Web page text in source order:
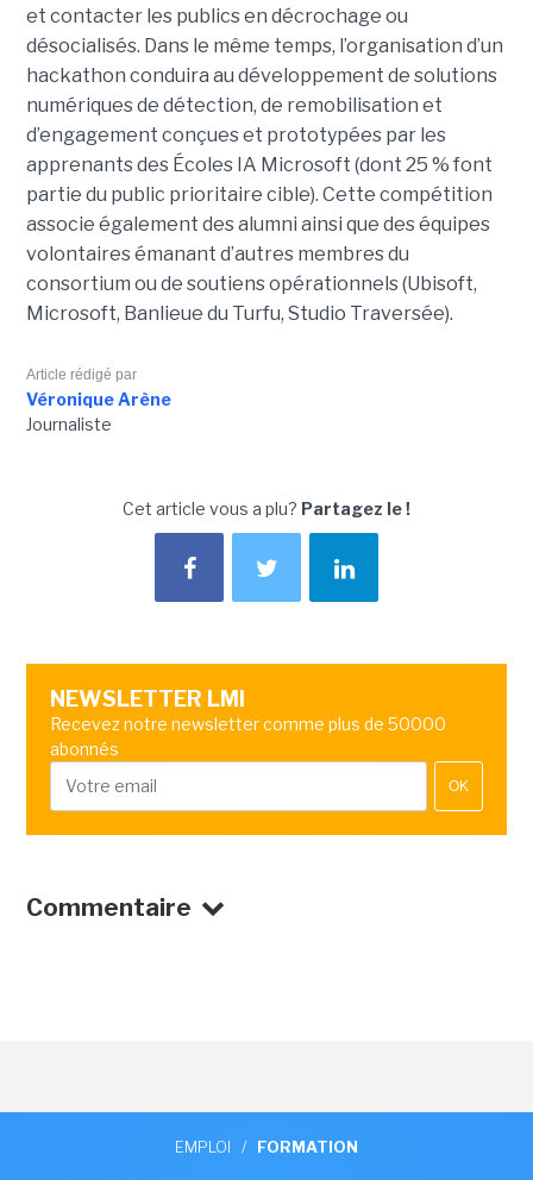
et contacter les publics en décrochage ou
désocialisés. Dans le même temps, l’organisation d’un
hackathon conduira au développement de solutions
numériques de détection, de remobilisation et
d’engagement conçues et prototypées par les
apprenants des Écoles IA Microsoft (dont 25 % font
partie du public prioritaire cible). Cette compétition
associe également des alumni ainsi que des équipes
volontaires émanant d’autres membres du
consortium ou de soutiens opérationnels (Ubisoft,
Microsoft, Banlieue du Turfu, Studio Traversée).
Article rédigé par
Véronique Arène
Journaliste
Cet article vous a plu? Partagez le !
NEWSLETTER LMI
Recevez notre newsletter comme plus de 50000
abonnés
OK
Commentaire
EMPLOI / FORMATION